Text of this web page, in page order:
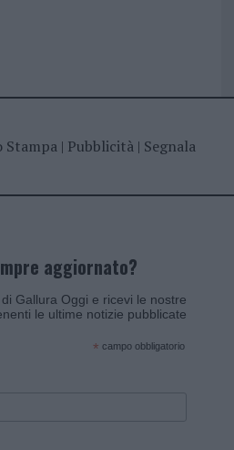
Stampa| Pubblicità| Segnala
aggiornato?
Gallura Oggi e ricevi le nostre
le ultime notizie pubblicate
* campo obbligatorio